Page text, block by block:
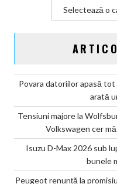
Povara datoriilor apasă
arată
Tensiuni majore la
Volkswagen cer
Isuzu D-Max 2026 sub
bunele
Peugeot renunță la